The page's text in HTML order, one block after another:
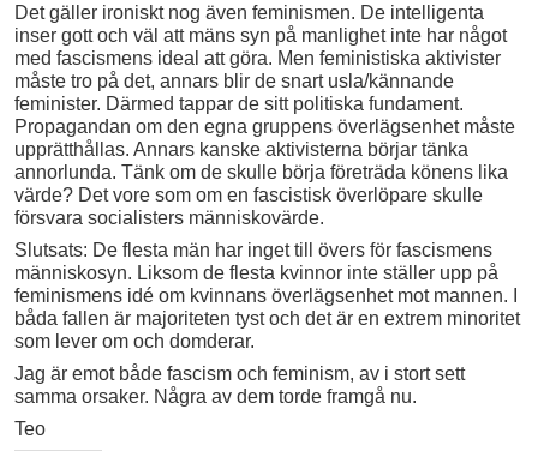
Det gäller ironiskt nog även feminismen. De intelligenta
inser gott och väl att mäns syn på manlighet inte har något
med fascismens ideal att göra. Men feministiska aktivister
måste tro på det, annars blir de snart usla/kännande
feminister. Därmed tappar de sitt politiska fundament.
Propagandan om den egna gruppens överlägsenhet måste
upprätthållas. Annars kanske aktivisterna börjar tänka
annorlunda. Tänk om de skulle börja företräda könens lika
värde? Det vore som om en fascistisk överlöpare skulle
försvara socialisters människovärde.
Slutsats: De flesta män har inget till övers för fascismens
människosyn. Liksom de flesta kvinnor inte ställer upp på
feminismens idé om kvinnans överlägsenhet mot mannen. I
båda fallen är majoriteten tyst och det är en extrem minoritet
som lever om och domderar.
Jag är emot både fascism och feminism, av i stort sett
samma orsaker. Några av dem torde framgå nu.
Teo